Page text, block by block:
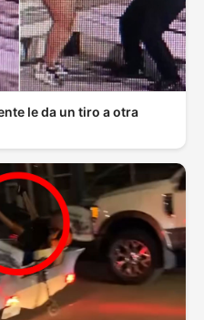
le da un tiro a otra